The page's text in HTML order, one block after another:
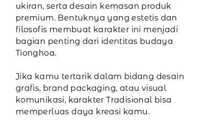
ukiran, serta desain kemasan produk
premium. Bentuknya yang estetis dan
filosofis membuat karakter ini menjadi
bagian penting dari identitas budaya
Tionghoa.
Jika kamu tertarik dalam bidang desain
grafis, brand packaging, atau visual
komunikasi, karakter Tradisional bisa
memperluas daya kreasi kamu.